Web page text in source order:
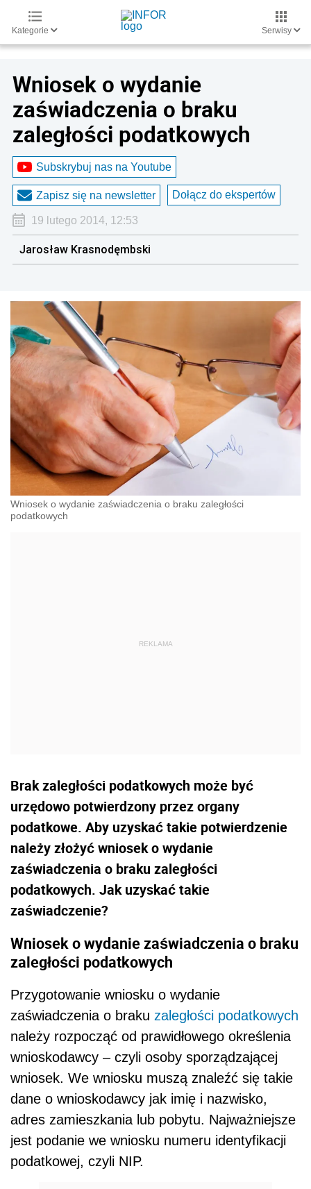
Kategorie Serwisy
Wniosek o wydanie
zaświadczenia o braku
zaległości podatkowych
Subskrybuj nas na Youtube
Zapisz się na newsletter Dołącz do ekspertów
19 lutego 2014, 12:53
Jarosław Krasnodęmbski
Wniosek o wydanie zaświadczenia o braku zaległości
podatkowych
Brak zaległości podatkowych może być
urzędowo potwierdzony przez organy
podatkowe. Aby uzyskać takie potwierdzenie
należy złożyć wniosek o wydanie
zaświadczenia o braku zaległości
podatkowych. Jak uzyskać takie
zaświadczenie?
Wniosek o wydanie zaświadczenia o braku
zaległości podatkowych
Przygotowanie wniosku o wydanie
zaświadczenia o braku zaległości podatkowych
należy rozpocząć od prawidłowego określenia
wnioskodawcy – czyli osoby sporządzającej
wniosek. We wniosku muszą znaleźć się takie
dane o wnioskodawcy jak imię i nazwisko,
adres zamieszkania lub pobytu. Najważniejsze
jest podanie we wniosku numeru identyfikacji
podatkowej, czyli NIP.